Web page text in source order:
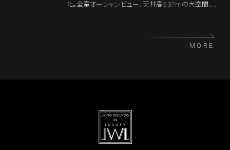
た。全室オーシャンビュー、天井高5.37mの大空間、
MORE